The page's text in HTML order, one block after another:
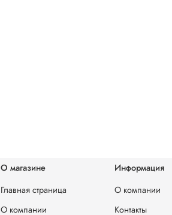
О магазине
Главная страница
О компании
Информация
О компании
Контакты